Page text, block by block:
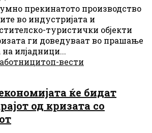
прекинатото производство
во индустријата и
туристички објекти
ги доведуваат во прашање
илјадници...
топ-вести
ќе бидат
од кризата со